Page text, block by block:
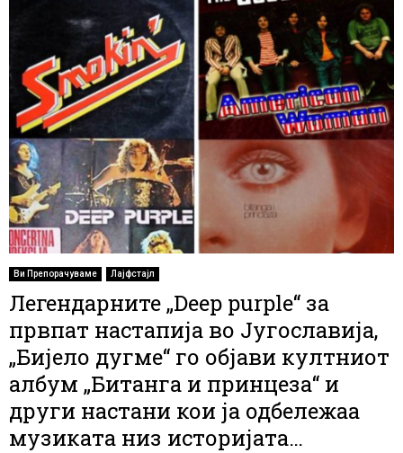
Ви Препорачуваме Лајфстајл
Легендарните „Deep purple“ за
првпат настапија во Југославија,
„Бијело дугме“ го објави култниот
албум „Битанга и принцеза“ и
други настани кои ја одбележаа
музиката низ историјата…